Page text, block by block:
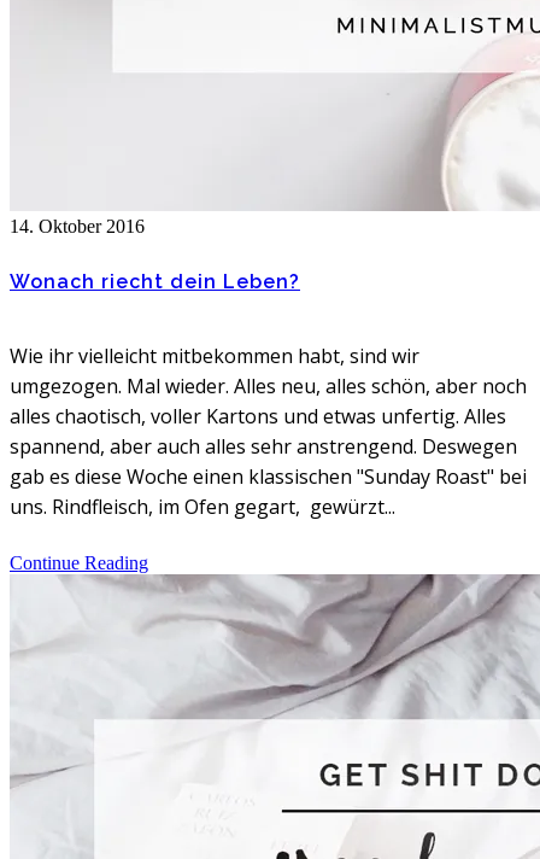
14. Oktober 2016
Wonach riecht dein Leben?
Wie ihr vielleicht mitbekommen habt, sind wir
umgezogen. Mal wieder. Alles neu, alles schön, aber noch
alles chaotisch, voller Kartons und etwas unfertig. Alles
spannend, aber auch alles sehr anstrengend. Deswegen
gab es diese Woche einen klassischen "Sunday Roast" bei
uns. Rindfleisch, im Ofen gegart, gewürzt...
Continue Reading